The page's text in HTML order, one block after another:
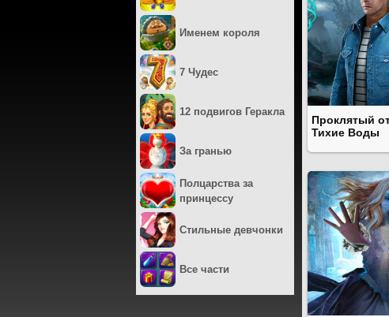
Проклятый
Тихие Воды
Именем короля
7 Чудес
12 подвигов Геракла
За гранью
Полцарства за
принцессу
Стильные девчонки
Все части